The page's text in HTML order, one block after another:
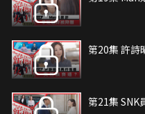
第20集 許詩
第21集 SNK